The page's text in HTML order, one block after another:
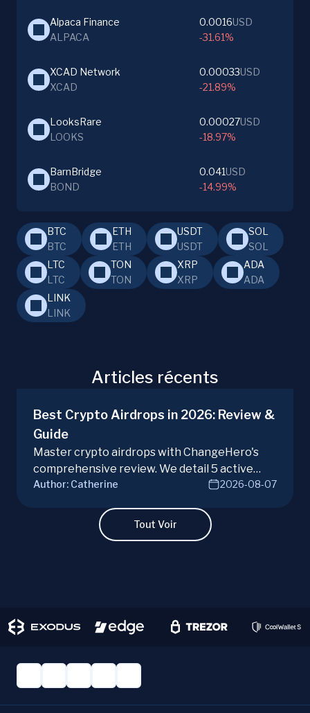
Alpaca Finance
ALPACA
0.0016USD
-31.61%
XCAD Network
XCAD
0.00033USD
-21.89%
LooksRare
LOOKS
0.00027USD
-18.97%
BarnBridge
BOND
0.041USD
-14.99%
BTC
BTC
ETH
ETH
USDT
USDT
SOL
SOL
LTC
LTC
TON
TON
XRP
XRP
ADA
ADA
LINK
LINK
Articles récents
Best Crypto Airdrops in 2026: Review &
Guide
Master crypto airdrops with ChangeHero's
comprehensive review. We detail 5 active
campaigns, risks, benefits, and a vital checklist
Author: Catherine 2026-08-07
Tout Voir